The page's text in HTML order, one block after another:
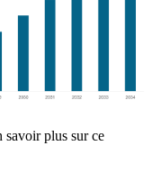
savoir plus sur ce